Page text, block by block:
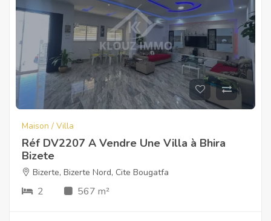
Maison / Villa
Réf DV2207 A Vendre Une Villa à Bhira
Bizete
Bizerte, Bizerte Nord, Cite Bougatfa
2 567 m²